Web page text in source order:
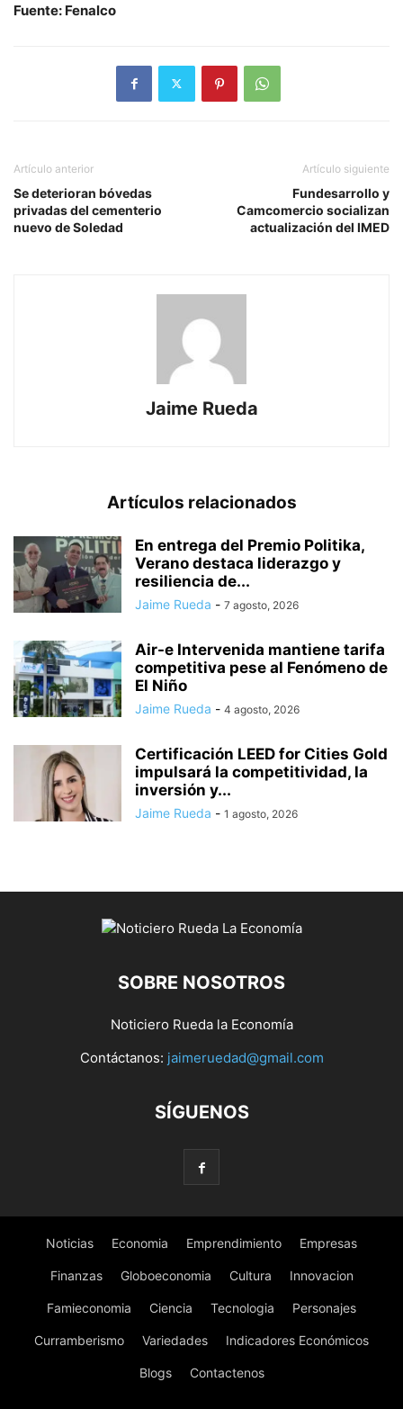
Fuente: Fenalco
Artículo anterior
Se deterioran bóvedas
privadas del cementerio
nuevo de Soledad
Artículo siguiente
Fundesarrollo y
Camcomercio socializan
actualización del IMED
Jaime Rueda
Artículos relacionados
En entrega del Premio Politika,
Verano destaca liderazgo y
resiliencia de...
Jaime Rueda - 7 agosto, 2026
Air-e Intervenida mantiene tarifa
competitiva pese al Fenómeno de
El Niño
Jaime Rueda - 4 agosto, 2026
Certificación LEED for Cities Gold
impulsará la competitividad, la
inversión y...
Jaime Rueda - 1 agosto, 2026
SOBRE NOSOTROS
Noticiero Rueda la Economía
Contáctanos: jaimeruedad@gmail.com
SÍGUENOS
Noticias Economia Emprendimiento Empresas
Finanzas Globoeconomia Cultura Innovacion
Famieconomia Ciencia Tecnologia Personajes
Curramberismo Variedades Indicadores Económicos
Blogs Contactenos